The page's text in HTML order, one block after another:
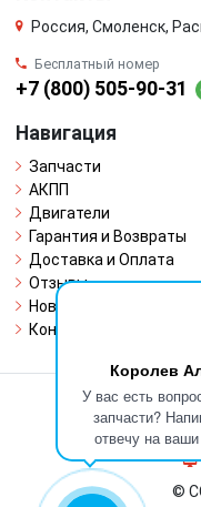
Королев
У вас есть
запчасти?
отвечу на
Россия, Смоленск,
Бесплатный номер
+7 (800) 505-90-31
Навигация
Запчасти
АКПП
Двигатели
Гарантия и Возвраты
Доставка и Оплата
Отзывы
Новости
Контакты
Работает
©